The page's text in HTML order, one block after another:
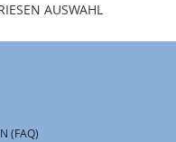
AUSWAHL
(FAQ)